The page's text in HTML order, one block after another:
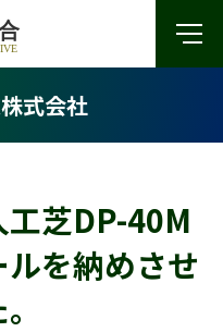
式会社
芝DP-40M
を納めさせ